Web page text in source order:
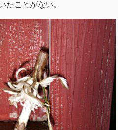
たことがない。